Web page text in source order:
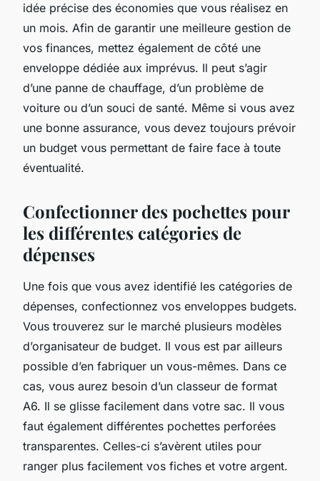
idée précise des économies que vous réalisez en
un mois. Afin de garantir une meilleure gestion de
vos finances, mettez également de côté une
enveloppe dédiée aux imprévus. Il peut s’agir
d’une panne de chauffage, d’un problème de
voiture ou d’un souci de santé. Même si vous avez
une bonne assurance, vous devez toujours prévoir
un budget vous permettant de faire face à toute
éventualité.
Confectionner des pochettes pour
les différentes catégories de
dépenses
Une fois que vous avez identifié les catégories de
dépenses, confectionnez vos enveloppes budgets.
Vous trouverez sur le marché plusieurs modèles
d’organisateur de budget. Il vous est par ailleurs
possible d’en fabriquer un vous-mêmes. Dans ce
cas, vous aurez besoin d’un classeur de format
A6. Il se glisse facilement dans votre sac. Il vous
faut également différentes pochettes perforées
transparentes. Celles-ci s’avèrent utiles pour
ranger plus facilement vos fiches et votre argent.